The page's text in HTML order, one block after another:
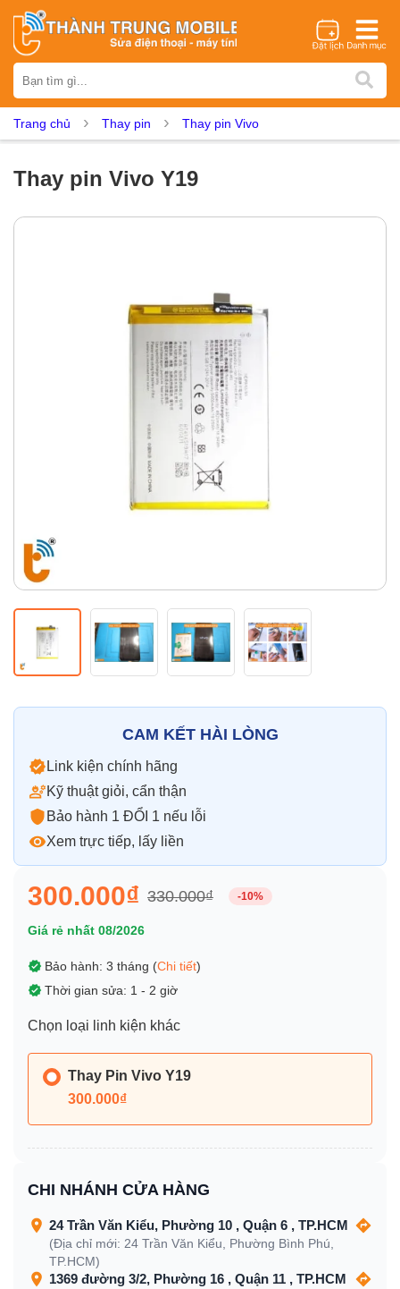
iPhone Samsung Oppo Xiaomi Realme Vivo
Vsmart Nokia
Thay màn hình
Màn hình iPhone Màn hình Samsung
Màn hình Xiaomi Màn hình Realme
Màn hình Vsmart Màn hình Google Pixel
Thay pin
Pin iPhone Pin Samsumg
Pin Realme
Trang chủ Thay pin Thay pin Vivo
Thay pin Vivo Y19
CAM KẾT HÀI LÒNG
Link kiện chính hãng
Kỹ thuật giỏi, cẩn thận
Bảo hành 1 ĐỔI 1 nếu lỗi
Xem trực tiếp, lấy liền
300.000₫ 330.000₫ -10%
Giá rẻ nhất 08/2026
Bảo hành: 3 tháng (Chi tiết)
Thời gian sửa: 1 - 2 giờ
Chọn loại linh kiện khác
Thay Pin Vivo Y19
300.000₫
CHI NHÁNH CỬA HÀNG
24 Trần Văn Kiểu, Phường 10 , Quận 6 , TP.HCM
(Địa chỉ mới: 24 Trần Văn Kiểu, Phường Bình Phú,
TP.HCM)
1369 đường 3/2, Phường 16 , Quận 11 , TP.HCM